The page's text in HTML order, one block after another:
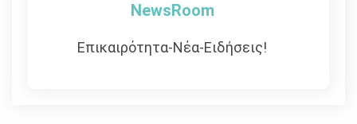
NewsRoom
Επικαιρότητα-Νέα-Ειδήσεις!